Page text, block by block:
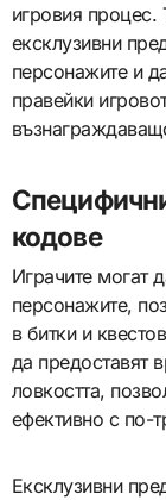
игровия процес.
ексклузивни
персонажите и
правейки
кодове
Играчите могат
персонажите,
в битки и
да предоставят
ловкостта,
ефективно с по-
Ексклузивни